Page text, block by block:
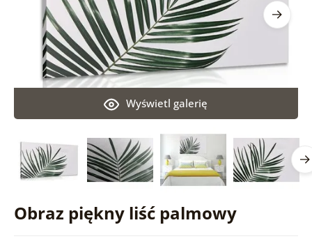
Obraz piękny liść palmowy
Wyświetl galerię